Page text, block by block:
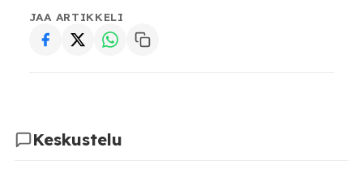
JAA ARTIKKELI
Keskustelu